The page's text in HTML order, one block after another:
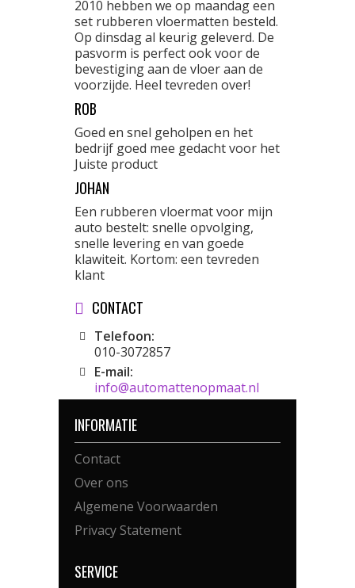
2010 hebben we op maandag een
set rubberen vloermatten besteld.
Op dinsdag al keurig geleverd. De
pasvorm is perfect ook voor de
bevestiging aan de vloer aan de
voorzijde. Heel tevreden over!
ROB
Goed en snel geholpen en het
bedrijf goed mee gedacht voor het
Juiste product
JOHAN
Een rubberen vloermat voor mijn
auto bestelt: snelle opvolging,
snelle levering en van goede
klawiteit. Kortom: een tevreden
klant
CONTACT
Telefoon:
010-3072857
E-mail:
info@automattenopmaat.nl
INFORMATIE
Contact
Over ons
Algemene Voorwaarden
Privacy Statement
SERVICE